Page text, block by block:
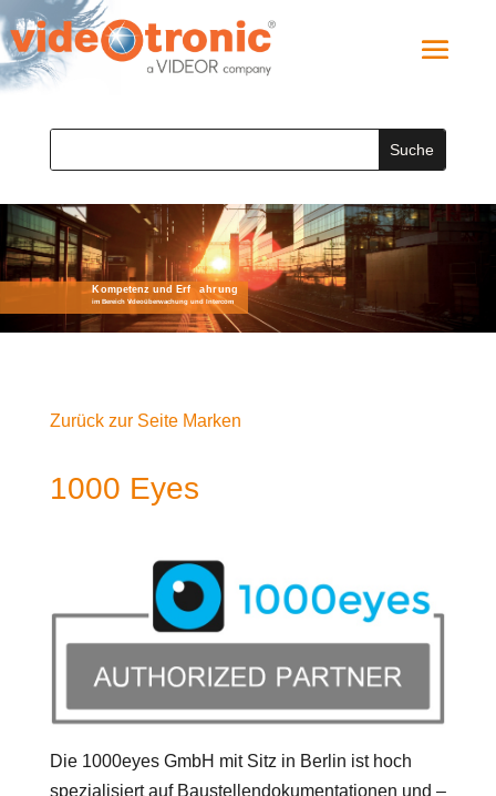
Zurück zur Seite Marken
1000 Eyes
Die 1000eyes GmbH mit Sitz in Berlin ist hoch
spezialisiert auf Baustellendokumentationen und –